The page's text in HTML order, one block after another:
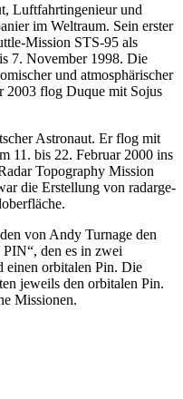
Luftfahrtingenieur und
im Weltraum. Sein erster
Mission STS-95 als
7. November 1998. Die
und atmosphärischer
2003 flog Duque mit Sojus
Astronaut. Er flog mit
11. bis 22. Februar 2000 ins
Topography Mission
die Erstellung von radarge-
von Andy Turnage den
den es in zwei
einen orbitalen Pin. Die
jeweils den orbitalen Pin.
Missionen.